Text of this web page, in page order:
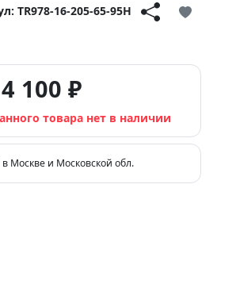
TR978-16-205-65-95H
4 100 ₽
товара нет в наличии
в Москве и Московской обл.